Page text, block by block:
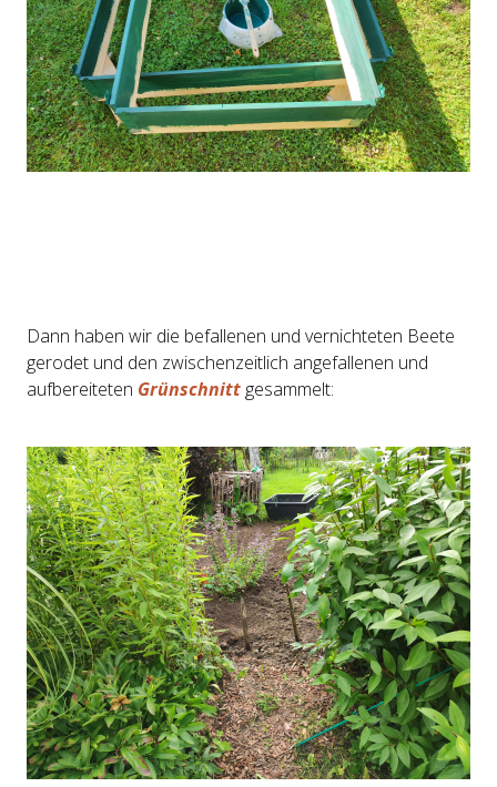
Dann haben wir die befallenen und vernichteten Beete
gerodet und den zwischenzeitlich angefallenen und
aufbereiteten Grünschnitt gesammelt: